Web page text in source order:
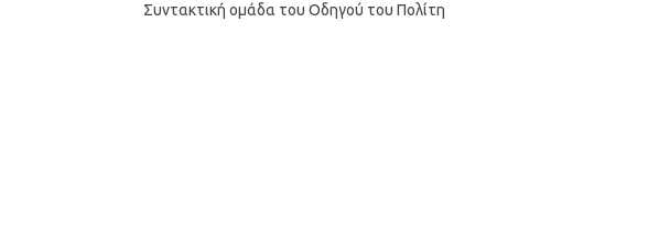
Συντακτική ομάδα του Οδηγού του Πολίτη